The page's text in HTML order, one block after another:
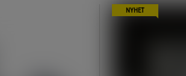
NYHET